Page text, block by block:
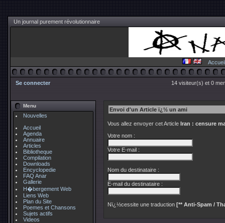
Un journal purement révolutionnaire
Accueil
Se connecter 14 visiteur(s) et 0
Menu
Nouvelles
Accueil
Agenda
Annuaire
Articles
Bibliotheque
Compilation
Downloads
Encyclopedie
FAQ Anar
Gallerie
H�bergement Web
Liens Web
Plan du Site
Poemes et Chansons
Sujets actifs
Videos
Envoi d'un Article ï¿½ un ami
Vous allez envoyer cet Article Iran : censure
Votre nom :
Votre E-mail :
Nom du destinataire :
E-mail du destinataire :
Nï¿½cessite une traduction [** Anti-Spam /